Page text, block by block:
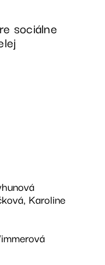
sociálne
Karoline